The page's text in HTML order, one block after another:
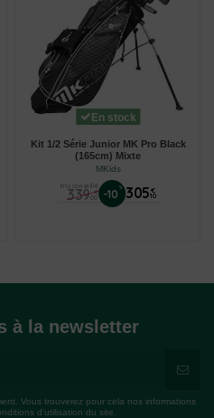
En stock
Kit 1/2 Série Junior MK Pro Black
(165cm) Mixte
MKids
Prix conseillé
339 €
00 -10 % 305 €
10
à la newsletter
Vous trouverez pour cela nos informations
d'utilisation du site.